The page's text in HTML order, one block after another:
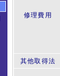
修理費用
其他取得法